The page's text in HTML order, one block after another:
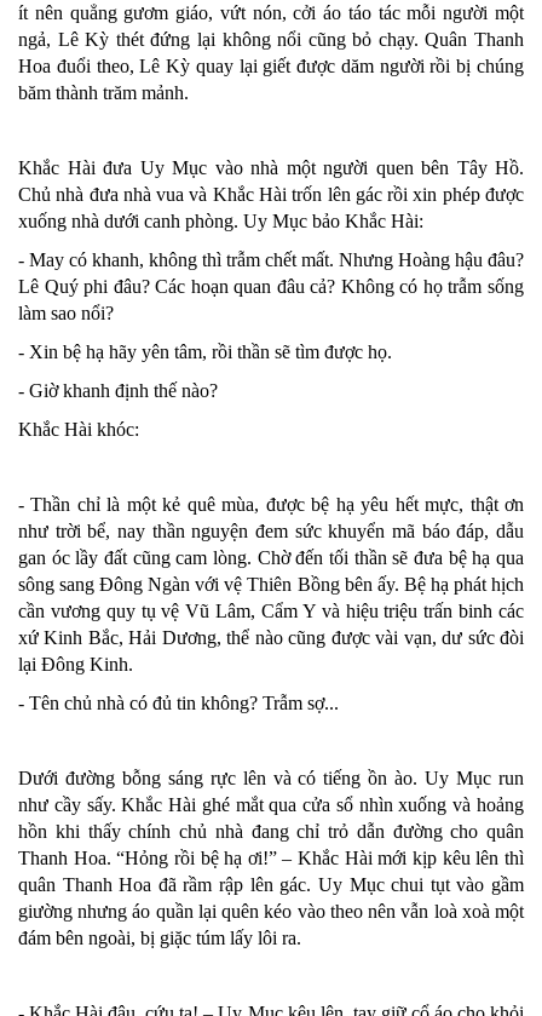
ít nên quẳng gươm giáo, vứt nón, cởi áo táo tác mỗi người một
ngả, Lê Kỳ thét đứng lại không nổi cũng bỏ chạy. Quân Thanh
Hoa đuổi theo, Lê Kỳ quay lại giết được dăm người rồi bị chúng
băm thành trăm mảnh.
Khắc Hài đưa Uy Mục vào nhà một người quen bên Tây Hồ.
Chủ nhà đưa nhà vua và Khắc Hài trốn lên gác rồi xin phép được
xuống nhà dưới canh phòng. Uy Mục bảo Khắc Hài:
- May có khanh, không thì trẫm chết mất. Nhưng Hoàng hậu đâu?
Lê Quý phi đâu? Các hoạn quan đâu cả? Không có họ trẫm sống
làm sao nổi?
- Xin bệ hạ hãy yên tâm, rồi thần sẽ tìm được họ.
- Giờ khanh định thế nào?
Khắc Hài khóc:
- Thần chỉ là một kẻ quê mùa, được bệ hạ yêu hết mực, thật ơn
như trời bể, nay thần nguyện đem sức khuyển mã báo đáp, dẫu
gan óc lầy đất cũng cam lòng. Chờ đến tối thần sẽ đưa bệ hạ qua
sông sang Đông Ngàn với vệ Thiên Bồng bên ấy. Bệ hạ phát hịch
cần vương quy tụ vệ Vũ Lâm, Cẩm Y và hiệu triệu trấn binh các
xứ Kinh Bắc, Hải Dương, thể nào cũng được vài vạn, dư sức đòi
lại Đông Kinh.
- Tên chủ nhà có đủ tin không? Trẫm sợ...
Dưới đường bỗng sáng rực lên và có tiếng ồn ào. Uy Mục run
như cầy sấy. Khắc Hài ghé mắt qua cửa sổ nhìn xuống và hoảng
hồn khi thấy chính chủ nhà đang chỉ trỏ dẫn đường cho quân
Thanh Hoa. “Hỏng rồi bệ hạ ơi!” – Khắc Hài mới kịp kêu lên thì
quân Thanh Hoa đã rầm rập lên gác. Uy Mục chui tụt vào gầm
giường nhưng áo quần lại quên kéo vào theo nên vẫn loà xoà một
đám bên ngoài, bị giặc túm lấy lôi ra.